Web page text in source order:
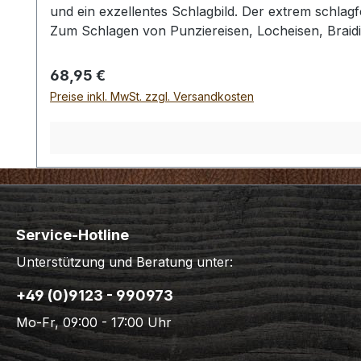
und ein exzellentes Schlagbild. Der extrem
Zum Schlagen von Punziereisen, Locheisen,
gr / Kopf-Ø: 55 mm Bei einer Bestellung 1 Stück
Regulärer Preis:
68,95 €
Preise inkl. MwSt. zzgl. Versandkosten
Service-Hotline
Unterstützung und Beratung unter:
+49 (0)9123 - 990973
Mo-Fr, 09:00 - 17:00 Uhr